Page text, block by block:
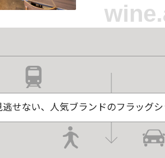
逃せない、人気ブランドのフラッグ